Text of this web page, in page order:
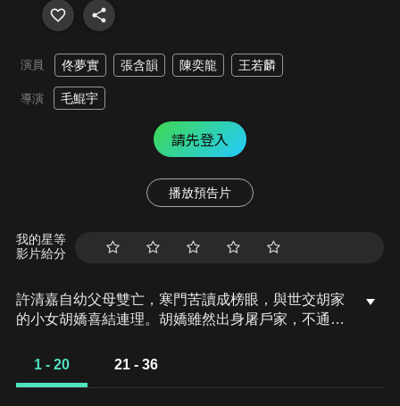
演員 佟夢實 ‎張含韻 ‎陳奕龍 ‎王若麟
導演 毛鯤宇
請先登入
播放預告片
我的星等
影片給分
許清嘉自幼父母雙亡，寒門苦讀成榜眼，與世交胡家
的小女胡嬌喜結連理。胡嬌雖然出身屠戶家，不通文
有條。許清嘉一心為民，改革奮進，從任職縣丞開
1 - 20 21 - 36